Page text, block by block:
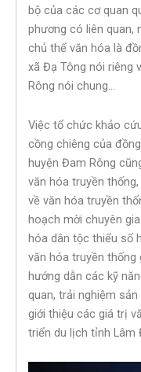
bộ của các cơ quan
phương có liên quan,
chủ thể văn hóa là
xã Đạ Tông nói riêng
Rông nói chung…
Việc tổ chức khảo
cồng chiêng của
huyện Đam Rông
văn hóa truyền
về văn hóa truyền
hoạch mời chuyên
hóa dân tộc thiểu số
văn hóa truyền thống
hướng dẫn các kỹ
quan, trải nghiệm
giới thiệu các giá trị
triển du lịch tỉnh Lâm